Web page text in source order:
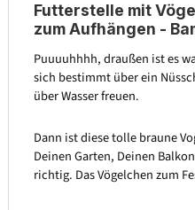
Futterstelle mit
zum Aufhängen -
Puuuuhhhh, draußen ist es
sich bestimmt über ein
über Wasser freuen.
Dann ist diese tolle braune
Deinen Garten, Deinen
richtig. Das Vögelchen zum